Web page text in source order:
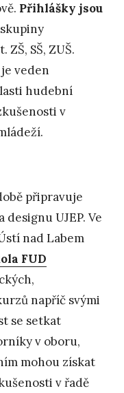
Přihlášky jsou
ZŠ, SŠ, ZUŠ.
veden
hudební
v
připravuje
UJEP. Ve
nad Labem
FUD
napříč svými
se setkat
v oboru,
mohou získat
v řadě